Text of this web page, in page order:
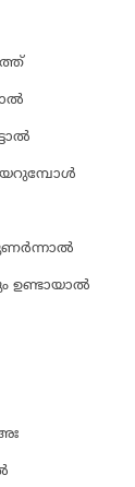
ഉണ്ടായാല്‍